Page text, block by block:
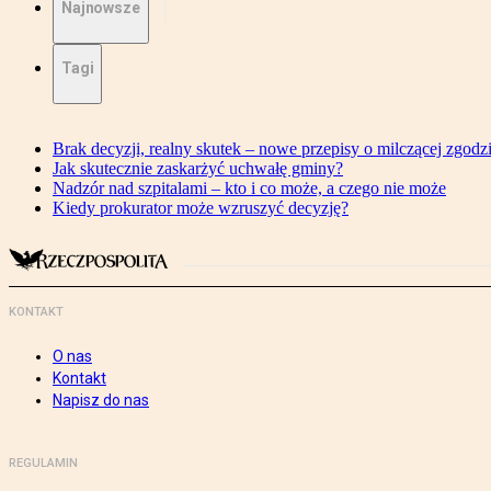
Najnowsze
Tagi
Brak decyzji, realny skutek – nowe przepisy o milczącej
Jak skutecznie zaskarżyć uchwałę gminy?
Nadzór nad szpitalami – kto i co może, a czego nie może
Kiedy prokurator może wzruszyć decyzję?
KONTAKT
O nas
Kontakt
Napisz do nas
REGULAMIN